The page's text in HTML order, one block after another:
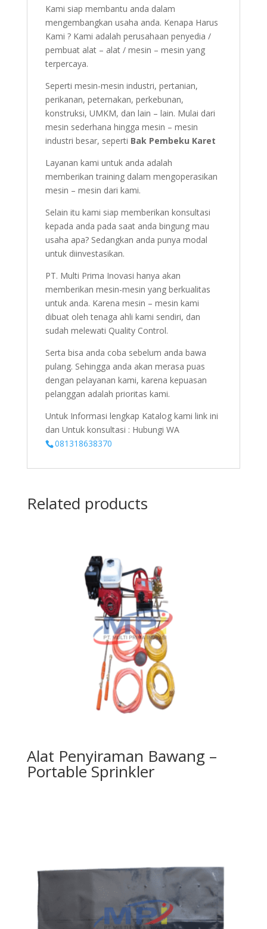
Kami siap membantu anda dalam
mengembangkan usaha anda. Kenapa Harus
Kami ? Kami adalah perusahaan penyedia /
pembuat alat – alat / mesin – mesin yang
terpercaya.
Seperti mesin-mesin industri, pertanian,
perikanan, peternakan, perkebunan,
konstruksi, UMKM, dan lain – lain. Mulai dari
mesin sederhana hingga mesin – mesin
industri besar, seperti Bak Pembeku Karet
Layanan kami untuk anda adalah
memberikan training dalam mengoperasikan
mesin – mesin dari kami.
Selain itu kami siap memberikan konsultasi
kepada anda pada saat anda bingung mau
usaha apa? Sedangkan anda punya modal
untuk diinvestasikan.
PT. Multi Prima Inovasi hanya akan
memberikan mesin-mesin yang berkualitas
untuk anda. Karena mesin – mesin kami
dibuat oleh tenaga ahli kami sendiri, dan
sudah melewati Quality Control.
Serta bisa anda coba sebelum anda bawa
pulang. Sehingga anda akan merasa puas
dengan pelayanan kami, karena kepuasan
pelanggan adalah prioritas kami.
Untuk Informasi lengkap Katalog kami link ini
dan Untuk konsultasi : Hubungi WA
081318638370
Related products
Alat Penyiraman Bawang –
Portable Sprinkler